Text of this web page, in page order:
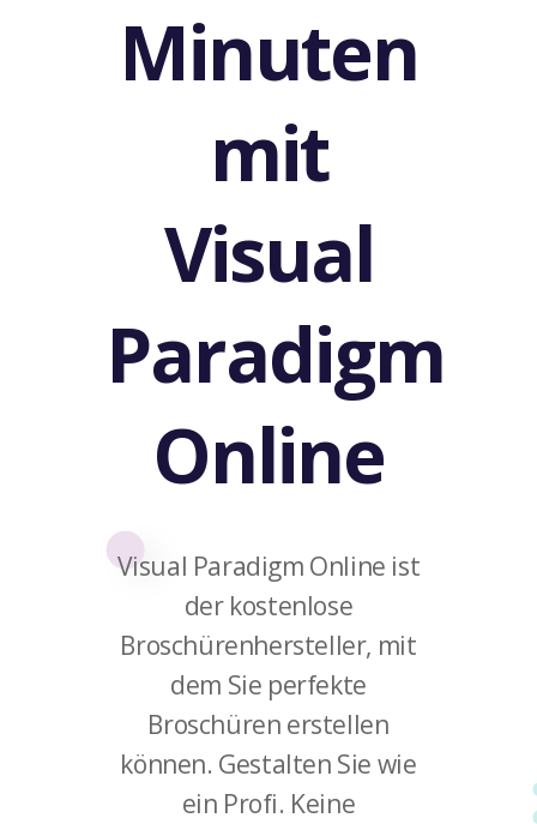
Minuten
mit
Visual
Paradigm
Online
Visual Paradigm Online ist
der kostenlose
Broschürenhersteller, mit
dem Sie perfekte
Broschüren erstellen
können. Gestalten Sie wie
ein Profi. Keine